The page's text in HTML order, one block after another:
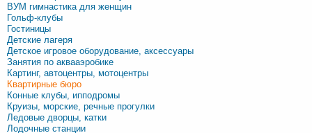
ВУМ гимнастика для женщин
Гольф-клубы
Гостиницы
Детские лагеря
Детское игровое оборудование, аксессуары
Занятия по аквааэробике
Картинг, автоцентры, мотоцентры
Квартирные бюро
Конные клубы, ипподромы
Круизы, морские, речные прогулки
Ледовые дворцы, катки
Лодочные станции